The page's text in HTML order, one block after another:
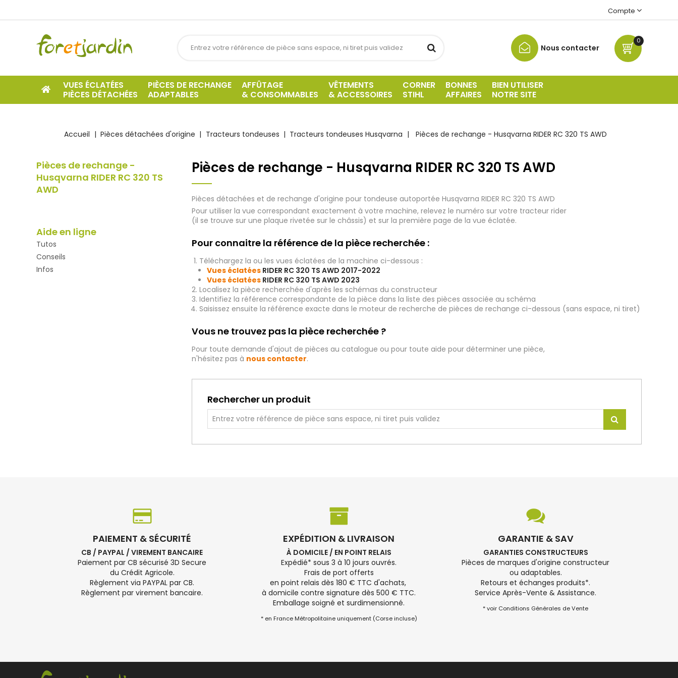
Compte
0
Nous contacter
VUES ÉCLATÉES
PIÈCES DÉTACHÉES
PIÈCES DE RECHANGE
ADAPTABLES
AFFÛTAGE
& CONSOMMABLES
VÊTEMENTS
& ACCESSOIRES
CORNER
STIHL
BONNES
AFFAIRES
BIEN UTILISER
NOTRE SITE
Accueil Pièces détachées d'origine Tracteurs tondeuses Tracteurs tondeuses Husqvarna Pièces de rechange - Husqvarna RIDER RC 320 TS AWD
Pièces de rechange -
Husqvarna RIDER RC 320 TS
AWD
Aide en ligne
Tutos
Conseils
Infos
Pièces de rechange - Husqvarna RIDER RC 320 TS AWD
Pièces détachées et de rechange d'origine pour tondeuse autoportée Husqvarna RIDER RC 320 TS AWD
Pour utiliser la vue correspondant exactement à votre machine, relevez le numéro sur votre tracteur rider
(il se trouve sur une plaque rivetée sur le châssis) et sur la première page de la vue éclatée.
Pour connaitre la référence de la pièce recherchée :
Téléchargez la ou les vues éclatées de la machine ci-dessous :
Vues éclatées RIDER RC 320 TS AWD 2017-2022
Vues éclatées RIDER RC 320 TS AWD 2023
Localisez la pièce recherchée d'après les schémas du constructeur
Identifiez la référence correspondante de la pièce dans la liste des pièces associée au schéma
Saisissez ensuite la référence exacte dans le moteur de recherche de pièces de rechange ci-dessous (sans espace, ni tiret)
Vous ne trouvez pas la pièce recherchée ?
Pour toute demande d'ajout de pièces au catalogue ou pour toute aide pour déterminer une pièce,
n'hésitez pas à nous contacter.
Rechercher un produit
PAIEMENT & SÉCURITÉ
CB / PAYPAL / VIREMENT BANCAIRE
Paiement par CB sécurisé 3D Secure
du Crédit Agricole.
Règlement via PAYPAL par CB.
Règlement par virement bancaire.
EXPÉDITION & LIVRAISON
À DOMICILE / EN POINT RELAIS
Expédié* sous 3 à 10 jours ouvrés.
Frais de port offerts
en point relais dès 180 € TTC d'achats,
à domicile contre signature dès 500 € TTC.
Emballage soigné et surdimensionné.
* en France Métropolitaine uniquement (Corse incluse)
GARANTIE & SAV
GARANTIES CONSTRUCTEURS
Pièces de marques d'origine constructeur
ou adaptables.
Retours et échanges produits*.
Service Après-Vente & Assistance.
* voir Conditions Générales de Vente